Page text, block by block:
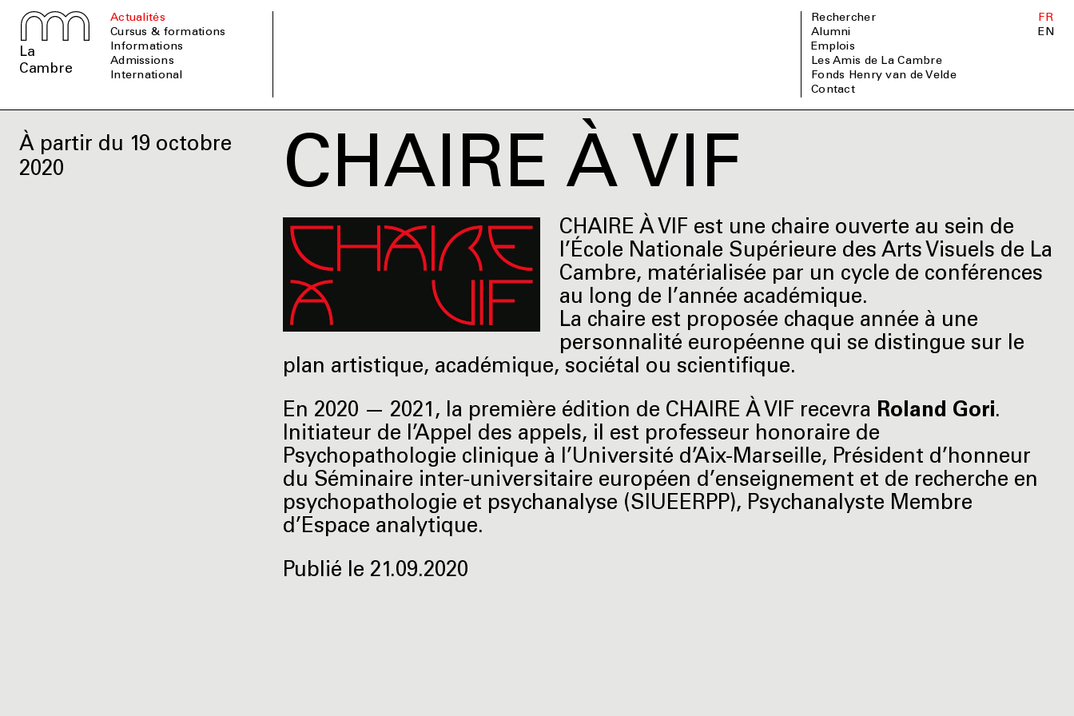
La
Cambre
Actualités
Cursus & formations
informations
admissions
international
Rechercher
Alumni
Emplois
Les Amis de La Cambre
Fonds Henry van de Velde
Contact
FR
EN
À partir du 19 octobre
2020
CHAIRE À VIF
CHAIRE À VIF est une chaire ouverte au sein de
l’École Nationale Supérieure des Arts Visuels de La
Cambre, matérialisée par un cycle de conférences
au long de l’année académique.
La chaire est proposée chaque année à une
personnalité européenne qui se distingue sur le
plan artistique, académique, sociétal ou scientifique.
En 2020 — 2021, la première édition de CHAIRE À VIF recevra Roland Gori.
Initiateur de l’Appel des appels, il est professeur honoraire de
Psychopathologie clinique à l’Université d’Aix-Marseille, Président d’honneur
du Séminaire inter-universitaire européen d’enseignement et de recherche en
psychopathologie et psychanalyse (SIUEERPP), Psychanalyste Membre
d’Espace analytique.
Publié le 21.09.2020